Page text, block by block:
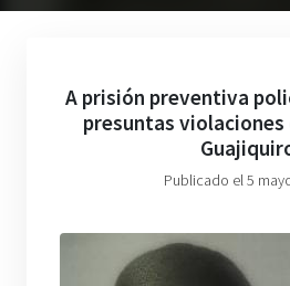
A prisión preventiva
presuntas
Publicado el 5